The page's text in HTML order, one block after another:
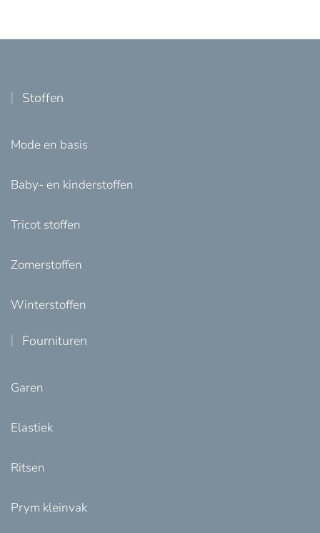
Stoffen
Mode en basis
Baby- en kinderstoffen
Tricot stoffen
Zomerstoffen
Winterstoffen
Fournituren
Garen
Elastiek
Ritsen
Prym kleinvak